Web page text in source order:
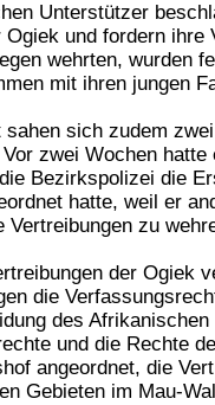
Unterstützer
und fordern ihre
wehrten, wurden
mit ihren jungen
sich zudem
zwei Wochen hatte
Bezirkspolizei die
hatte, weil er
zu
der Ogiek
die
des Afrikanischen
und die Rechte
angeordnet, die
Gebieten im Mau-